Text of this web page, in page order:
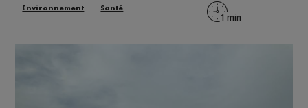
Environnement
Santé